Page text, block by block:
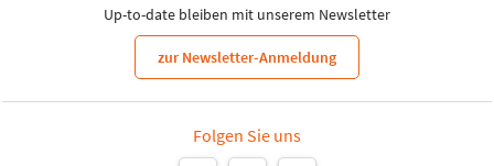
Up-to-date bleiben mit unserem Newsletter
zur Newsletter-Anmeldung
Folgen Sie uns